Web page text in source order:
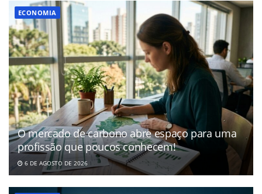
ECONOMIA
O mercado de carbono abre espaço para uma
profissão que poucos conhecem!
6 DE AGOSTO DE 2026